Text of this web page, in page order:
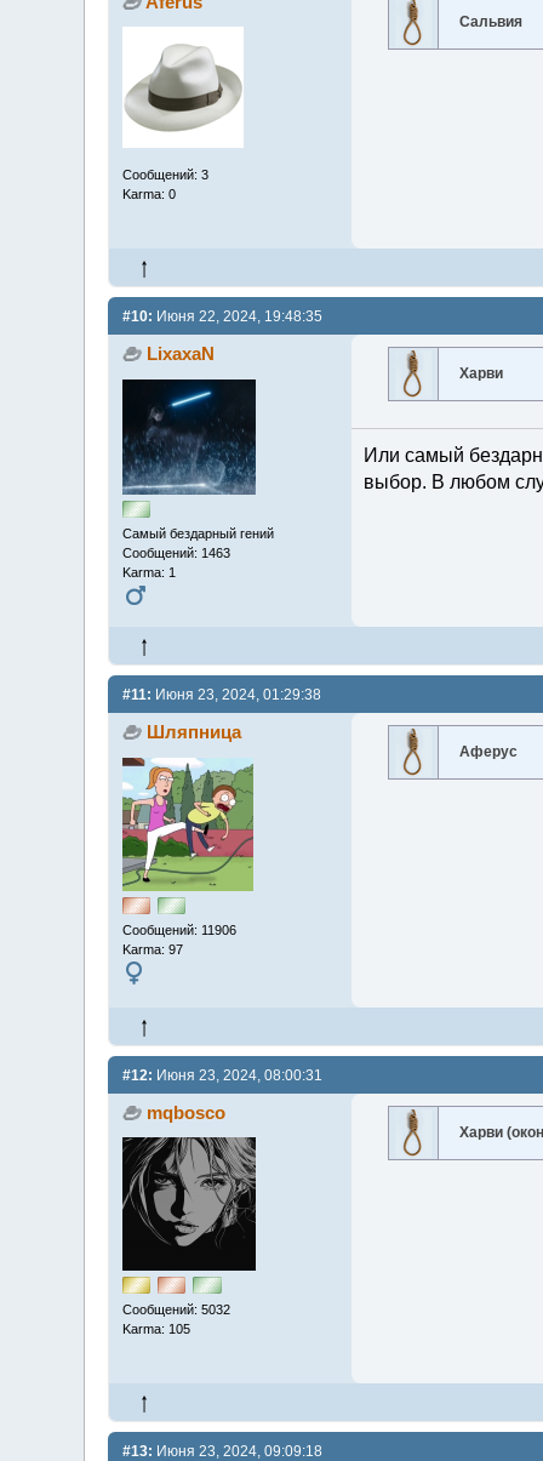
Сообщений: 3
Karma: 0
Сальвия
#10: Июня 22, 2024, 19:48:35
LixaxaN
Самый бездарный гений
Сообщений: 1463
Karma: 1
Харви
Или самый
выбор. В любом
#11: Июня 23, 2024, 01:29:38
Шляпница
Сообщений: 11906
Karma: 97
Аферус
#12: Июня 23, 2024, 08:00:31
mqbosco
Сообщений: 5032
Karma: 105
Харви
#13: Июня 23, 2024, 09:09:18